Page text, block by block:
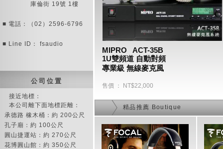
庫倫街 19號 1樓
■ 電話：（02）2596-6796
■ Line ID： fsaudio
公 司 位 置
接近地標：
本公司離下面地標距離：
承德路 橡木桶：約 200公尺
孔子廟：約 100公尺
圓山捷運站：約 270公尺
花博圓山館：約 350公尺
MIPRO   ACT-35B
1U雙頻道 自動對頻
專業級 無線麥克風
售價 ： NT$22,000
精品推薦 Boutique